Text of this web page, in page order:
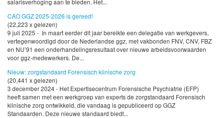
salarisverhoging aan te bieden. Het...
CAO GGZ 2025-2026 is gereed!
(22,223 x gelezen)
9 juli 2025 - In maart eerder dit jaar bereikte een delegatie van werkgevers,
vertegenwoordigd door de Nederlandse ggz, met vakbonden FNV, CNV, FBZ
en NU’91 een onderhandelingsresultaat over nieuwe arbeidsvoorwaarden
voor ggz-medewerkers. De...
Nieuw: zorgstandaard Forensisch klinische zorg
(20,441 x gelezen)
3 december 2024 - Het Expertisecentrum Forensische Psychiatrie (EFP)
heeft samen met een werkgroep van experts de zorgstandaard Forensisch
klinische zorg ontwikkeld, die vandaag is gepubliceerd op GGZ
Standaarden. Deze nieuwe standaard biedt...